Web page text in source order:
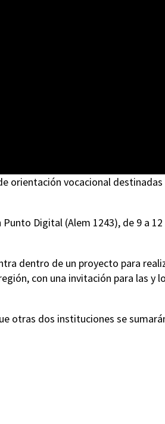
orientación vocacional destinadas
Digital (Alem 1243), de 9 a 12
dentro de un proyecto para
con una invitación para las y
otras dos instituciones se